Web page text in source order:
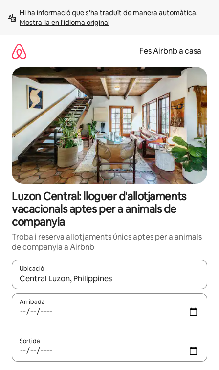
Mostra-la en l'idioma original
Fes Airbnb a casa
Luzon Central: lloguer d'allotjaments
vacacionals aptes per a animals de
companyia
Troba i reserva allotjaments únics aptes per a animals
de companyia a Airbnb
Ubicació
Quan els resultats estiguin disponibles, podràs navegar-hi a
Arribada
Sortida